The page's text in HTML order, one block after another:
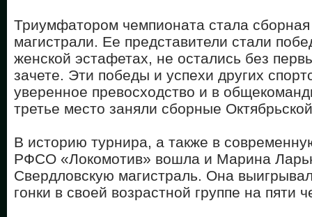
Триумфатором чемпионата стала
магистрали. Ее представители стали
женской эстафетах, не остались без
зачете. Эти победы и успехи других
уверенное превосходство и в
третье место заняли сборные
В историю турнира, а также в
РФСО «Локомотив» вошла и Марина
Свердловскую магистраль. Она
гонки в своей возрастной группе на пяти